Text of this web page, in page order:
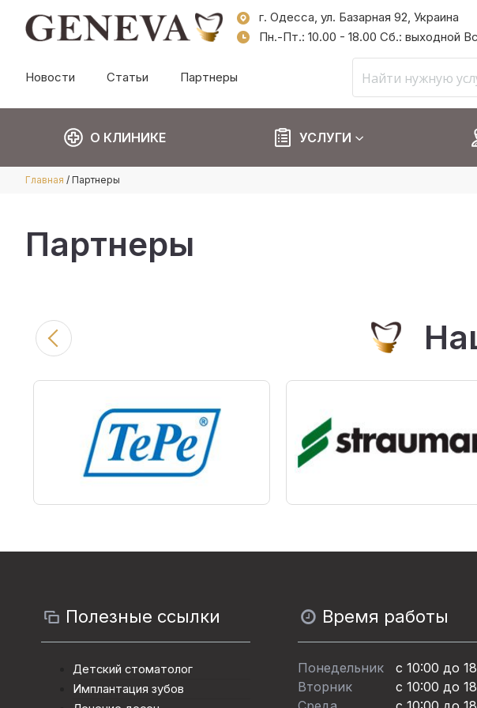
г. Одесса, ул. Базарная 92, Украина
Пн.-Пт.: 10.00 - 18.00 Сб.: выходной
Новости Статьи Партнеры
О КЛИНИКЕ УСЛУГИ
Главная / Партнеры
Партнеры
Полезные ссылки
Детский стоматолог
Имплантация зубов
Время работы
Понедельник
с 10:00 до
Вторник
с 10:00 до